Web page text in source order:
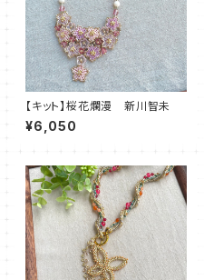
【キット】桜花爛漫 新川智未
¥6,050